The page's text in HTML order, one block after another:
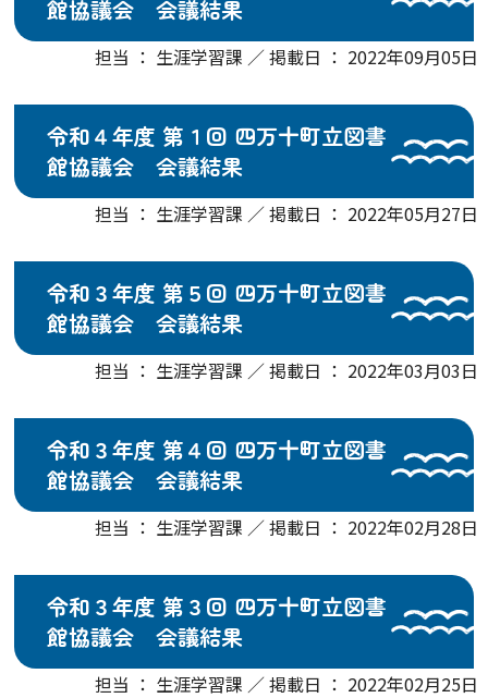
館協議会 会議結果
担当 ： 生涯学習課 ／ 掲載日 ： 2022年09月05日
令和４年度 第１回 四万十町立図書
館協議会 会議結果
担当 ： 生涯学習課 ／ 掲載日 ： 2022年05月27日
令和３年度 第５回 四万十町立図書
館協議会 会議結果
担当 ： 生涯学習課 ／ 掲載日 ： 2022年03月03日
令和３年度 第４回 四万十町立図書
館協議会 会議結果
担当 ： 生涯学習課 ／ 掲載日 ： 2022年02月28日
令和３年度 第３回 四万十町立図書
館協議会 会議結果
担当 ： 生涯学習課 ／ 掲載日 ： 2022年02月25日